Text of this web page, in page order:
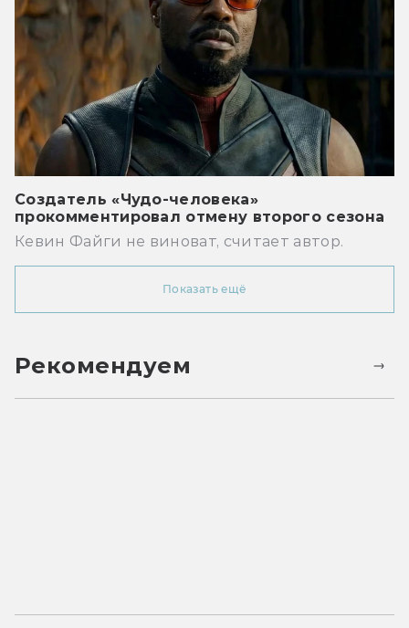
Создатель «Чудо-человека»
прокомментировал отмену второго сезона
Кевин Файги не виноват, считает автор.
Показать ещё
Рекомендуем